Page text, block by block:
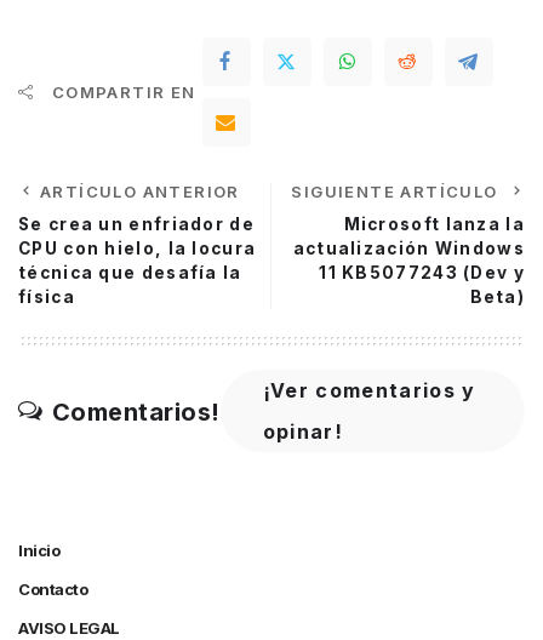
COMPARTIR EN
ARTÍCULO ANTERIOR
Se crea un enfriador de
CPU con hielo, la locura
técnica que desafía la
física
SIGUIENTE ARTÍCULO
Microsoft lanza la
actualización Windows
11 KB5077243 (Dev y
Beta)
Comentarios!
¡Ver comentarios y
opinar!
Inicio
Contacto
AVISO LEGAL